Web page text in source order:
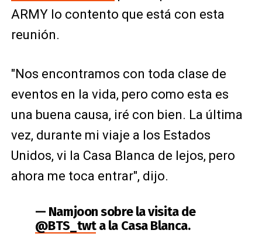
ARMY lo contento que está con esta
reunión.
"Nos encontramos con toda clase de
eventos en la vida, pero como esta es
una buena causa, iré con bien. La última
vez, durante mi viaje a los Estados
Unidos, vi la Casa Blanca de lejos, pero
ahora me toca entrar", dijo.
— Namjoon sobre la visita de
@BTS_twta la Casa Blanca.